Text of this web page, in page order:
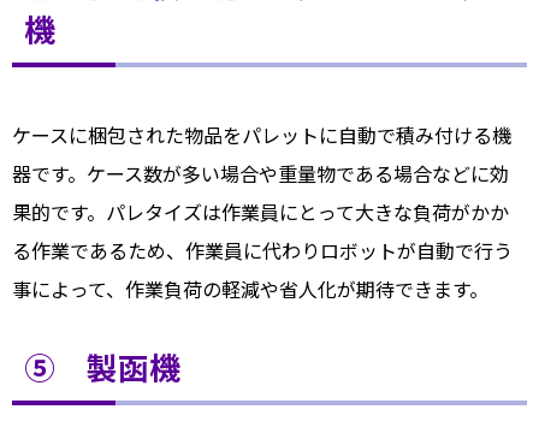
機
ケースに梱包された物品をパレットに自動で積み付ける機
器です。ケース数が多い場合や重量物である場合などに効
果的です。パレタイズは作業員にとって大きな負荷がかか
る作業であるため、作業員に代わりロボットが自動で行う
事によって、作業負荷の軽減や省人化が期待できます。
⑤ 製函機